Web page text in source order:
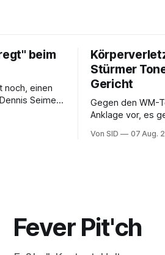
beim
noch, einen
Seimen
dem
Stürmer
Gericht
Gegen den WM-
Anklage vor, es
Von SID 07 Aug.
Fever Pit'ch